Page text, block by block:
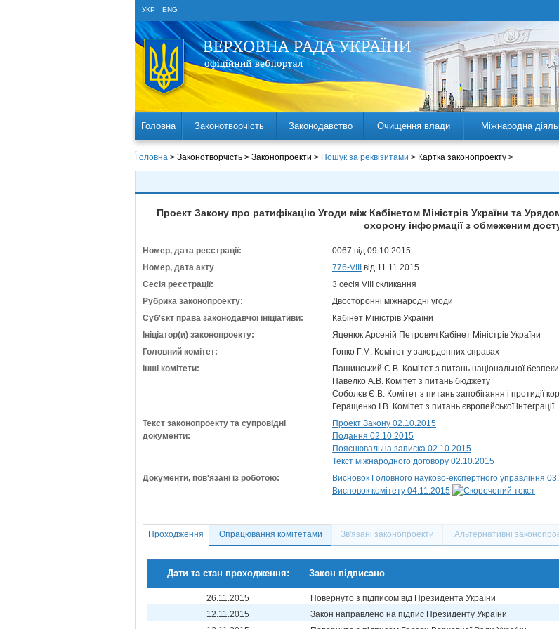
УКР ENG
Головна Законотворчість Законодавство Очищення влади Міжнародна
Головна > Законотворчість > Законопроекти > Пошук за реквізитами > Картка законопроекту >
Проект Закону про ратифікацію Угоди між Кабінетом Міністрів України та
охорону інформації з обмеженим
Номер, дата реєстрації:
0067 від 09.10.2015
Номер, дата акту
776-VIII
від 11.11.2015
Сесія реєстрації:
3 сесія VIII скликання
Рубрика законопроекту:
Двосторонні міжнародні угоди
Суб'єкт права законодавчої ініціативи:
Кабінет Міністрів України
Ініціатор(и) законопроекту:
Яценюк Арсеній Петрович Кабінет Міністрів України
Головний комітет:
Гопко Г.М. Комітет у закордонних справах
Інші комітети:
Пашинський С.В. Комітет з питань національної
Павелко А.В. Комітет з питань бюджету
Соболєв Є.В. Комітет з питань запобігання і протидії
Геращенко І.В. Комітет з питань європейської інтеграції
Текст законопроекту та супровідні
документи:
Проект Закону 02.10.2015
Подання 02.10.2015
Пояснювальна записка 02.10.2015
Текст міжнародного договору 02.10.2015
Документи, пов'язані із роботою:
Висновок Головного науково-експертного управління
Висновок комітету 04.11.2015
Проходження Опрацювання комітетами Зв'язані законопроекти Альтернативні
Дати та стан проходження: Закон підписано
26.11.2015
Повернуто з підписом від Президента України
12.11.2015
Закон направлено на підпис Президенту України